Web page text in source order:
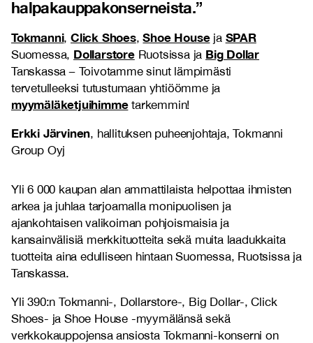
halpakauppakonserneista.”
Tokmanni,Click Shoes,Shoe Houseja SPAR
Suomessa, DollarstoreRuotsissa ja Big Dollar
Tanskassa–Toivotamme sinut lämpimästi
tervetulleeksi tutustumaan yhtiöömme ja
myymäläketjuihimmetarkemmin!
Erkki Järvinen, hallituksen puheenjohtaja, Tokmanni
Group Oyj
Yli 6 000 kaupan alan ammattilaista helpottaa ihmisten
arkea ja juhlaa tarjoamalla monipuolisen ja
ajankohtaisen valikoiman pohjoismaisia ja
kansainvälisiä merkkituotteita sekä muita laadukkaita
tuotteita aina edulliseen hintaan Suomessa, Ruotsissa ja
Tanskassa.
Yli 390:n Tokmanni-, Dollarstore-, Big Dollar-, Click
Shoes- ja Shoe House -myymälänsä sekä
verkkokauppojensa ansiosta Tokmanni-konserni on